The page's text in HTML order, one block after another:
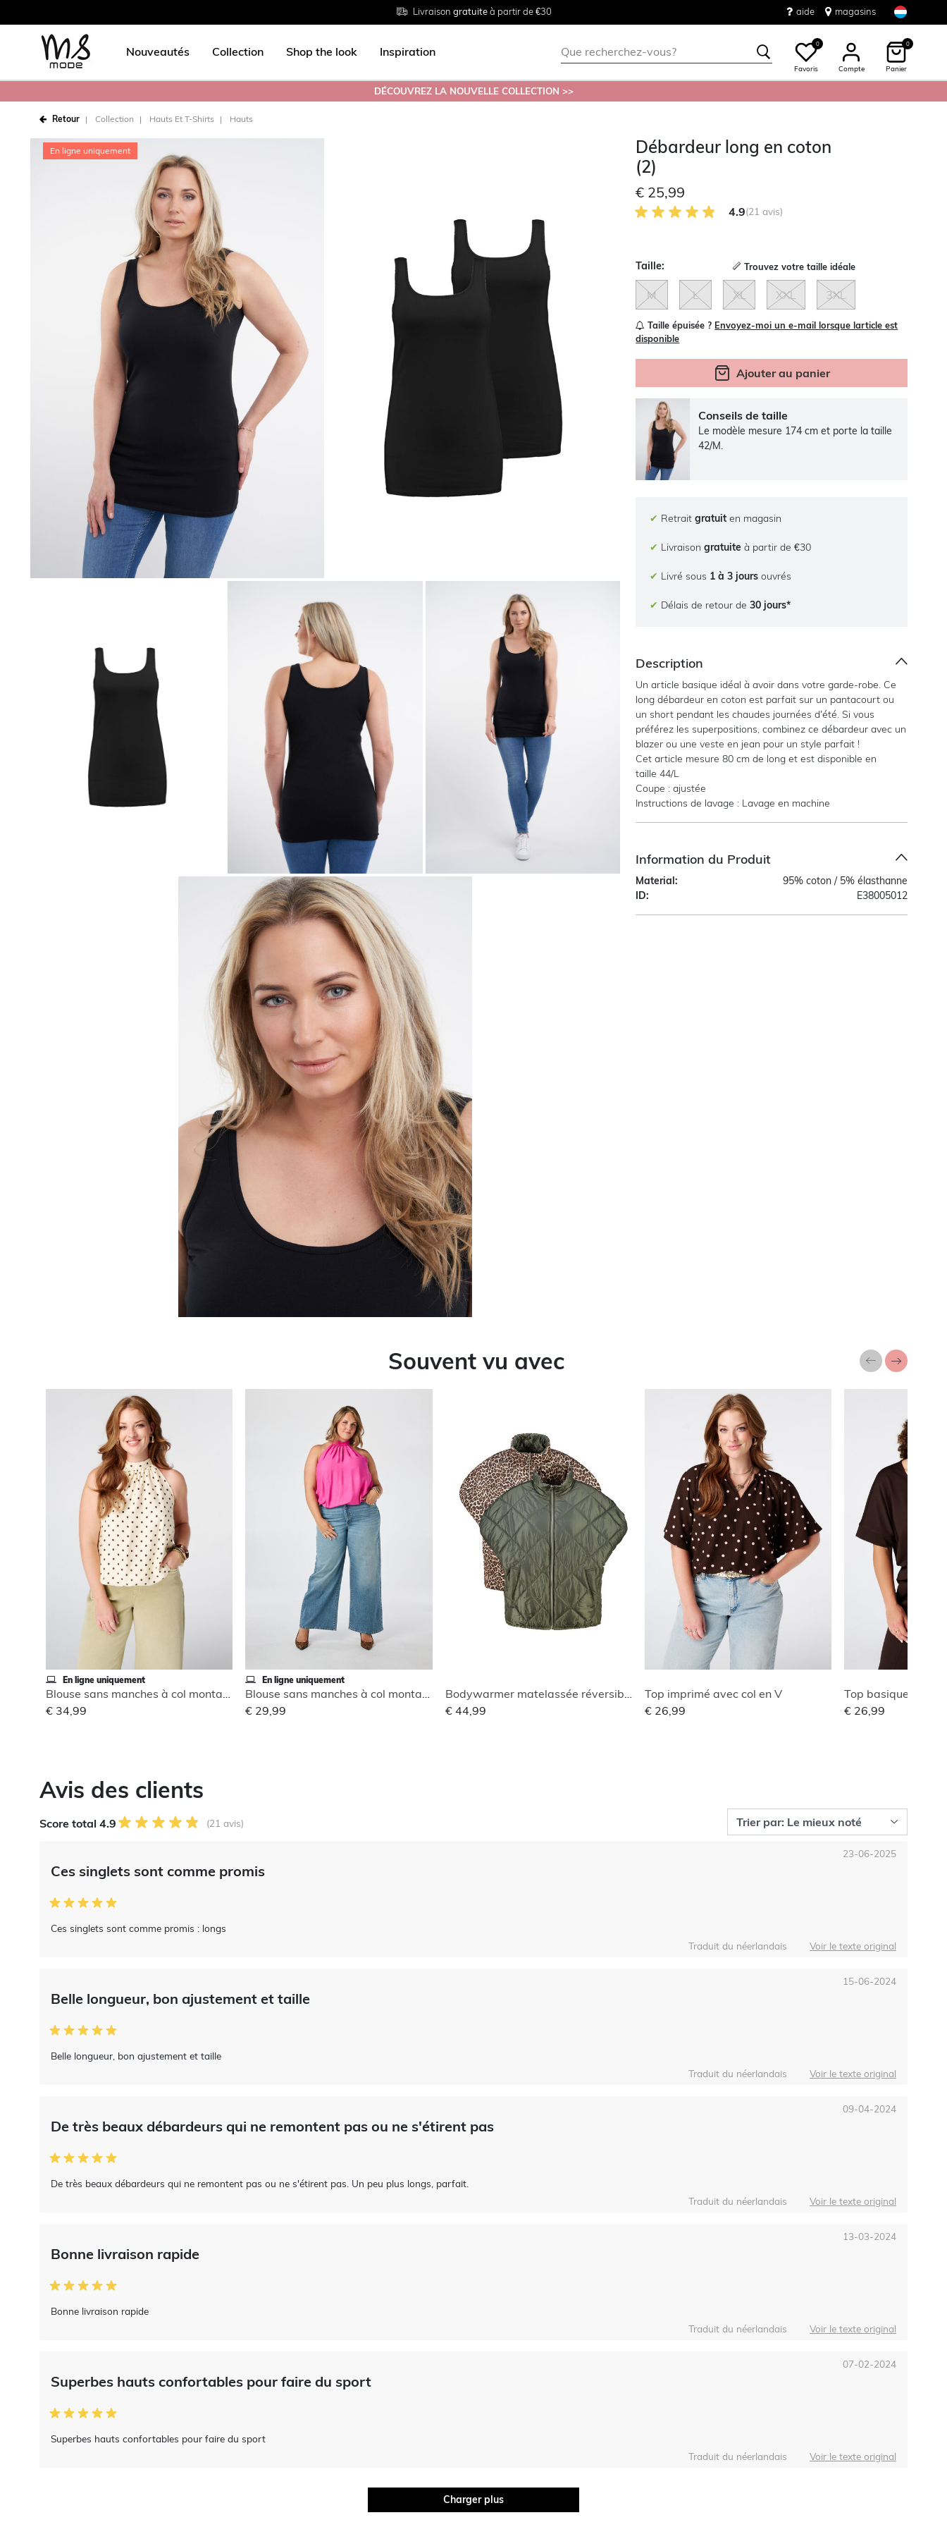
Livraison gratuiteà partir de €30
Tailles du38 au 54
Retourgratuit en magasin aide magasins
Nouveautés Collection Shop the look Inspiration
0
Favoris Compte
0
Panier
DÉCOUVREZ LA NOUVELLE COLLECTION >>
Retour Collection Hauts Et T-Shirts Hauts
En ligne uniquement
Débardeur long en coton
(2)
€ 25,99
4.9 sur 5 avis des clients
4.9(21 avis)
Taille: Trouvez votre taille idéale
M L XL XXL 3XL
Taille épuisée ? Envoyez-moi un e-mail lorsque larticle est
disponible
Ajouter au panier
Conseils de taille
Le modèle mesure 174 cm et porte la taille
42/M.
✔ Retraitgratuit en magasin
✔ Livraisongratuite à partir de €30
✔ Livré sous 1 à 3 jours ouvrés
✔ Délais de retour de30 jours*
Description
Un article basique idéal à avoir dans votre garde-robe. Ce
long débardeur en coton est parfait sur un pantacourt ou
un short pendant les chaudes journées d’été. Si vous
préférez les superpositions, combinez ce débardeur avec un
blazer ou une veste en jean pour un style parfait !
Cet article mesure 80 cm de long et est disponible en
taille 44/L
Coupe : ajustée
Instructions de lavage : Lavage en machine
Information du Produit
Material:
95% coton / 5% élasthanne
ID:
E38005012
Souvent vu avec
En ligne uniquement
Blouse sans manches à col montant
€ 34,99
En ligne uniquement
Blouse sans manches à col montant
€ 29,99
Bodywarmer matelassée réversible
€ 44,99
Top imprimé avec col en V
€ 26,99
Top basique à
€ 26,99
Avis des clients
Score total 4.9 (21 avis)
Ces singlets sont comme promis
Ces singlets sont comme promis : longs
23-06-2025
Traduit du néerlandais Voir le texte original
Belle longueur, bon ajustement et taille
Belle longueur, bon ajustement et taille
15-06-2024
Traduit du néerlandais Voir le texte original
De très beaux débardeurs qui ne remontent pas ou ne s'étirent pas
De très beaux débardeurs qui ne remontent pas ou ne s'étirent pas. Un peu plus longs, parfait.
09-04-2024
Traduit du néerlandais Voir le texte original
Bonne livraison rapide
Bonne livraison rapide
13-03-2024
Traduit du néerlandais Voir le texte original
Superbes hauts confortables pour faire du sport
Superbes hauts confortables pour faire du sport
07-02-2024
Traduit du néerlandais Voir le texte original
Charger plus